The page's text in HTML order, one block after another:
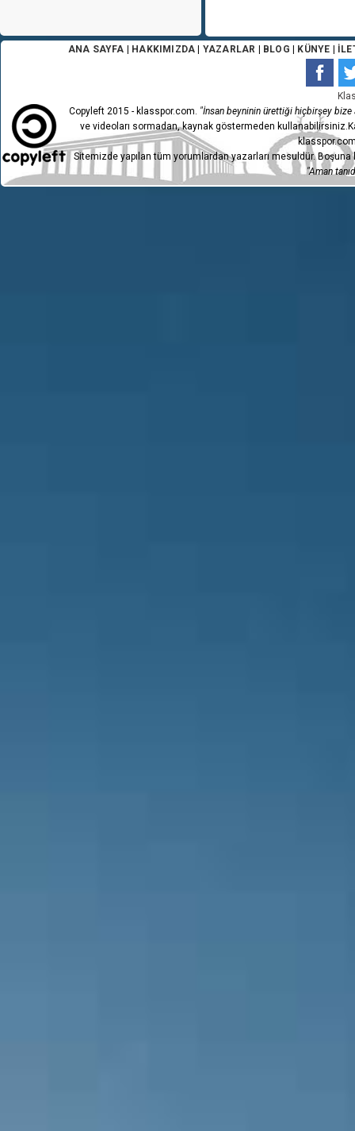
ANA SAYFA HAKKIMIZDA YAZARLAR BLOG KÜNYE
Copyleft 2015 - klasspor.com. "İnsan beyninin ürettiği hiçbirşey bize
ve videoları sormadan, kaynak göstermeden
Sitemizde yapılan tüm yorumlardan yazarları mesuldür.
"Aman